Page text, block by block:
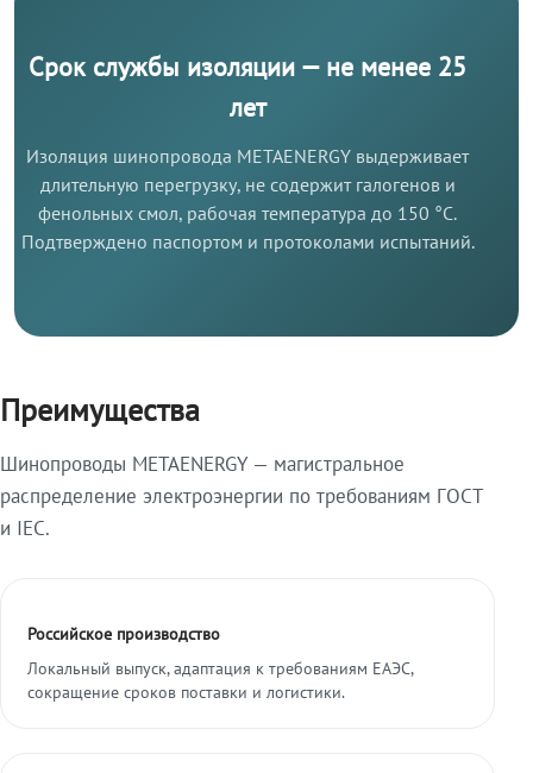
Срок службы изоляции — не менее 25
лет
Изоляция шинопровода METAENERGY выдерживает
длительную перегрузку, не содержит галогенов и
фенольных смол, рабочая температура до 150 °C.
Подтверждено паспортом и протоколами испытаний.
Преимущества
Шинопроводы METAENERGY — магистральное
распределение электроэнергии по требованиям ГОСТ
и IEC.
Российское производство
Локальный выпуск, адаптация к требованиям ЕАЭС,
сокращение сроков поставки и логистики.